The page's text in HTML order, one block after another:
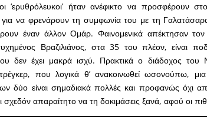
‘ερυθρόλευκοι’ ήταν ανέφικτο να προσφέρουν
να φρενάρουν τη συμφωνία του με τη
έναν άλλον Ομάρ. Φαινομενικά απέκτησαν τον
Βραζιλιάνος, στα 35 του πλέον, είναι
δεν έχει μακρά ισχύ. Πρακτικά ο διάδοχος
που λογικά θ’ ανακοινωθεί ωσονούπω,
δύο είναι σημαδιακά πολλές και προφανώς όχι
σχεδόν απαραίτητο να τη δοκιμάσεις ξανά, αφού οι